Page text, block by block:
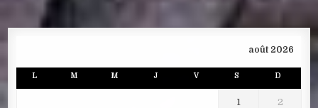
août 2026
L M M J V S D
1 2